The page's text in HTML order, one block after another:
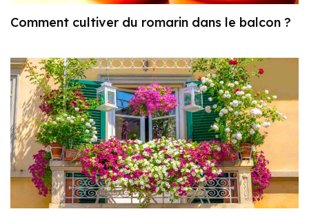
Comment cultiver du romarin dans le balcon ?